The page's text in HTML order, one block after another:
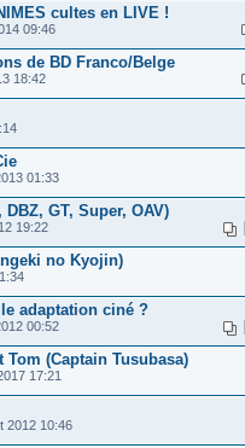
cultes en LIVE !
09:46
de BD Franco/Belge
18:42
01:33
GT, Super, OAV)
19:22
no Kyojin)
adaptation ciné ?
00:52
(Captain Tusubasa)
17:21
2012 10:46